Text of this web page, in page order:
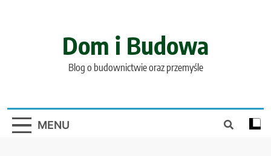
Dom i Budowa
Blog o budownictwie oraz przemyśle
MENU